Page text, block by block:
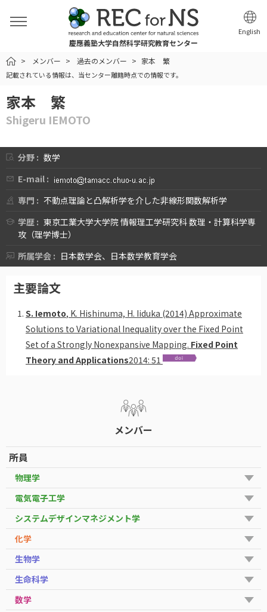
慶應義塾大学自然科学研究教育センター
English
HOMEメンバー 過去のメンバー 家本 繁
記載されている情報は、当センター離籍時点での情報です。
家本 繁
Shigeru IEMOTO
分野 : 数学
E-mail :
専門 : 不動点理論と凸解析学を介した非線形関数解析学
学歴 : 東京工業大学大学院 情報理工学研究科 数理・計算科学専
攻（理学博士）
所属学会 : 日本数学会、日本数学教育学会
主要論文
S. Iemoto, K. Hishinuma, H. Iiduka (2014) Approximate
Solutions to Variational Inequality over the Fixed Point
Set of a Strongly Nonexpansive Mapping. Fixed Point
Theory and Applications2014: 51
メンバー
所員
物理学
電気電子工学
システムデザインマネジメント学
化学
生物学
生命科学
数学